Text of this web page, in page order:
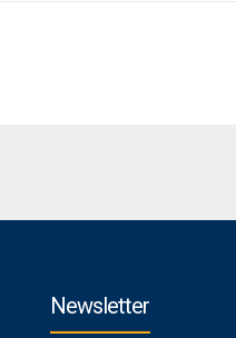
Newsletter